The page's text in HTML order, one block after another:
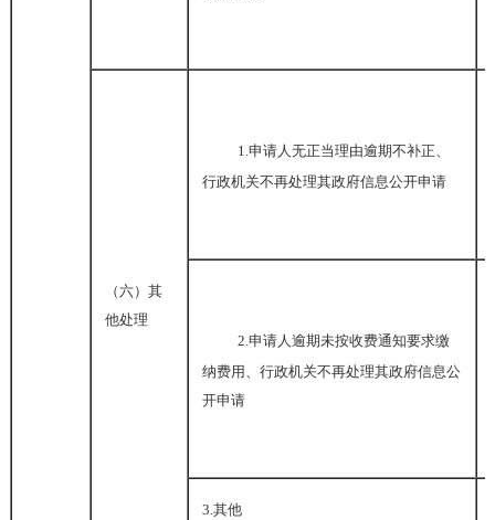
（六）其
他处理
1.申请人无正当理由逾期不补正、
行政机关不再处理其政府信息公开申请
2.申请人逾期未按收费通知要求缴
纳费用、行政机关不再处理其政府信息公
开申请
3.其他